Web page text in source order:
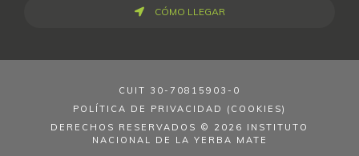
CÓMO LLEGAR
CUIT 30-70815903-0
POLÍTICA DE PRIVACIDAD (COOKIES)
DERECHOS RESERVADOS © 2026 INSTITUTO
NACIONAL DE LA YERBA MATE